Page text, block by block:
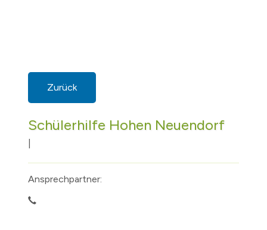
Zurück
Schülerhilfe Hohen Neuendorf
Ansprechpartner: